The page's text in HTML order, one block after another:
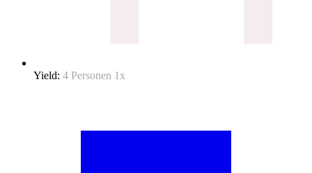
Yield: 4 Personen 1 x